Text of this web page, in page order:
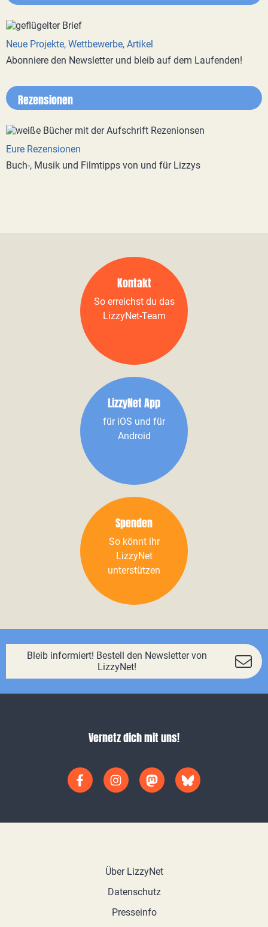
Neue Projekte, Wettbewerbe, Artikel
Abonniere den Newsletter und bleib auf dem Laufenden!
Rezensionen
Eure Rezensionen
Buch-, Musik und Filmtipps von und für Lizzys
Kontakt
So erreichst du das
LizzyNet-Team
LizzyNet App
für iOS und für
Android
Spenden
So könnt ihr
LizzyNet
unterstützen
Bleib informiert! Bestell den Newsletter von
LizzyNet!
Vernetz dich mit uns!
Über LizzyNet
Datenschutz
Presseinfo